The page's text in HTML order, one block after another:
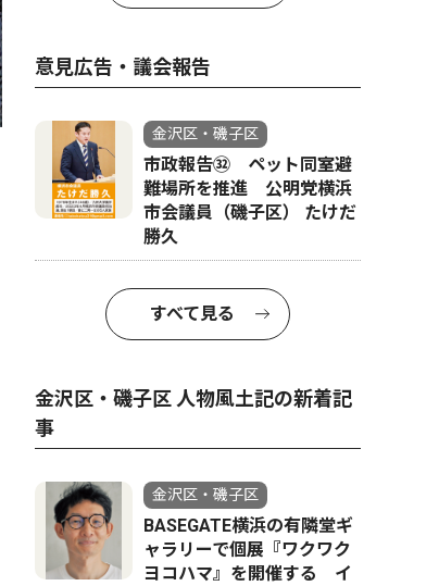
意見広告・議会報告
金沢区・磯子区
市政報告㉜ ペット同室避
難場所を推進 公明党横浜
市会議員（磯子区） たけだ
勝久
すべて見る
金沢区・磯子区 人物風土記の新着記
事
金沢区・磯子区
BASEGATE横浜の有隣堂ギ
ャラリーで個展『ワクワク
ヨコハマ』を開催する イ